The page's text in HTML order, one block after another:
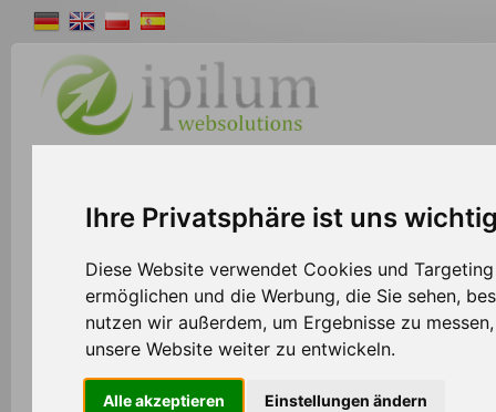
Ihre Privatsphäre ist uns
Diese Website verwendet Cookies und
ermöglichen und die Werbung, die Sie sehen,
nutzen wir außerdem, um Ergebnisse zu
unsere Website weiter zu entwickeln.
Alle akzeptieren Einstellungen ändern
>> Shopsystem
Scherbauer Schnittstelle für Ipilum
Mit den Export Schnittstellen vom Ipilum